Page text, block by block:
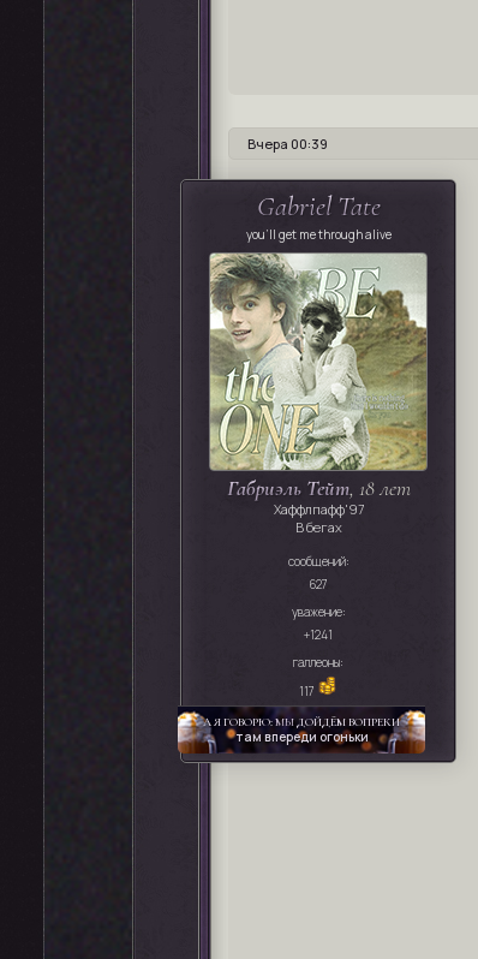
Вчера 00:39
Gabriel Tate
you'll get me through alive
Габриэль Тейт, 18 лет
Хаффлпафф'97
В бегах
сообщений:
627
уважение:
+1241
галлеоны:
117
А Я ГОВОРЮ:МЫДОЙДЁМ ВОПРЕКИ
там впереди огоньки